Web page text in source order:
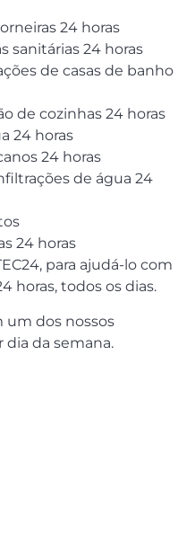
24 horas
sanitárias 24 horas
de casas de banho
de cozinhas 24 horas
24 horas
24 horas
de água 24
24 horas
para ajudá-lo com
horas, todos os dias.
um dos nossos
dia da semana.